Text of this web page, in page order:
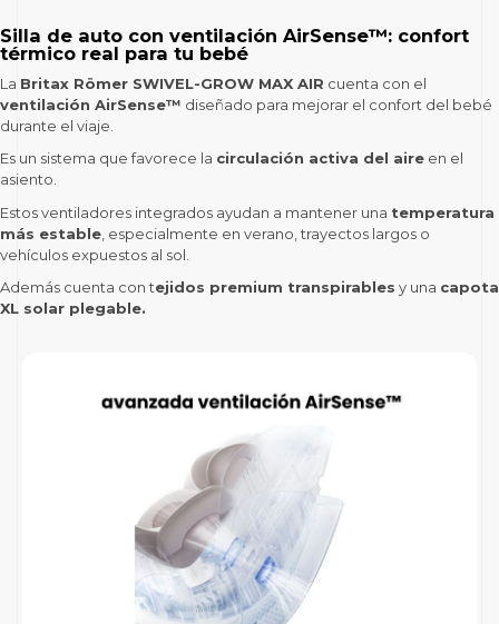
Silla de auto con ventilación AirSense™: confort
térmico real para tu bebé
La Britax Römer SWIVEL-GROW MAX AIR cuenta con el
ventilación AirSense™ diseñado para mejorar el confort del bebé
durante el viaje.
Es un sistema que favorece la circulación activa del aire en el
asiento.
Estos ventiladores integrados ayudan a mantener una temperatura
más estable , especialmente en verano, trayectos largos o
vehículos expuestos al sol.
Además cuenta con tejidos premium transpirables y una capota
XL solar plegable.